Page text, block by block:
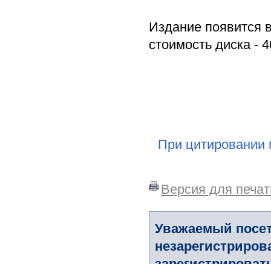
Издание появится
стоимость диска -
При цитировании
Версия для
Уважаемый